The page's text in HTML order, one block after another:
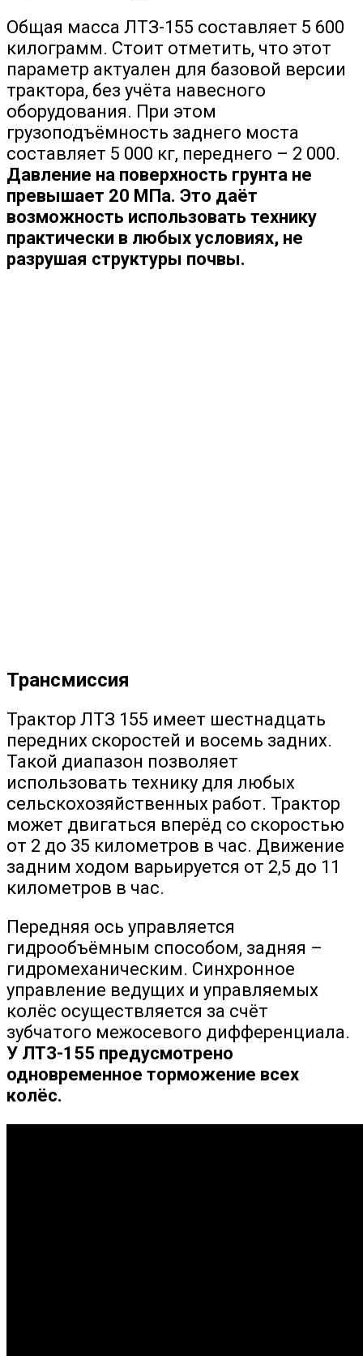
Общая масса ЛТЗ-155 составляет 5 600
килограмм. Стоит отметить, что этот
параметр актуален для базовой версии
трактора, без учёта навесного
оборудования. При этом
грузоподъёмность заднего моста
составляет 5 000 кг, переднего – 2 000.
Давление на поверхность грунта не
превышает 20 МПа. Это даёт
возможность использовать технику
практически в любых условиях, не
разрушая структуры почвы.
Трансмиссия
Трактор ЛТЗ 155 имеет шестнадцать
передних скоростей и восемь задних.
Такой диапазон позволяет
использовать технику для любых
сельскохозяйственных работ. Трактор
может двигаться вперёд со скоростью
от 2 до 35 километров в час. Движение
задним ходом варьируется от 2,5 до 11
километров в час.
Передняя ось управляется
гидрообъёмным способом, задняя –
гидромеханическим. Синхронное
управление ведущих и управляемых
колёс осуществляется за счёт
зубчатого межосевого дифференциала.
У ЛТЗ-155 предусмотрено
одновременное торможение всех
колёс.